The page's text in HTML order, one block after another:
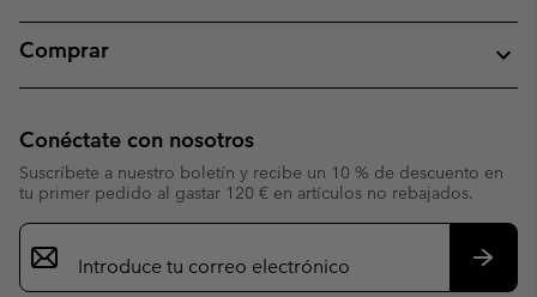
Comprar
Conéctate con nosotros
Suscríbete a nuestro boletín y recibe un 10 % de descuento en
tu primer pedido al gastar 120 € en artículos no rebajados.
Suscripción
de
correo